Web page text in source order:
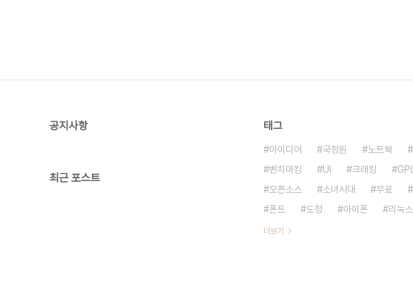
공지사항
최근 포스트
태그
아이디어 국정원 노트북
벤치마킹
UI 크래킹 GPL
오픈소스
소녀시대 무료
폰트
도청 아이폰 리눅스
더보기